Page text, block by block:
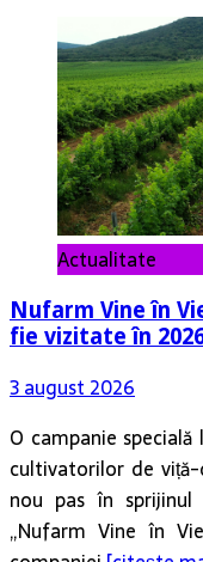
Actualitate
Nufarm Vine în
fie vizitate în
3 august 2026
O campanie
cultivatorilor de
nou pas în sprijinul
„Nufarm Vine în